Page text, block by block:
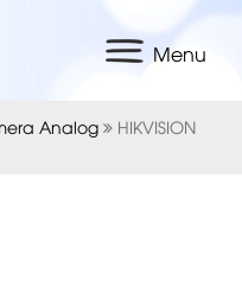
Menu
Analog
HIKVISION